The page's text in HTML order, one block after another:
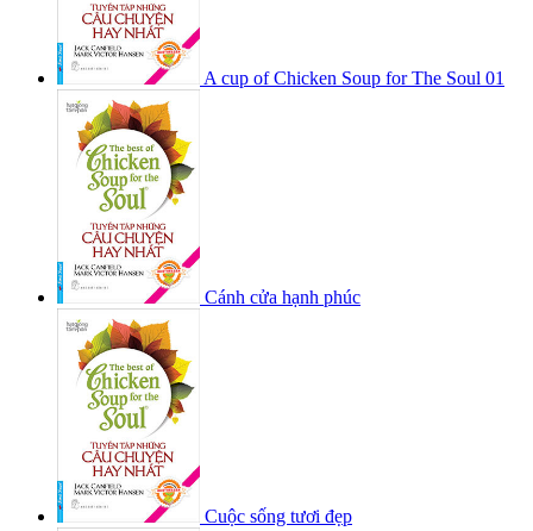
A cup of Chicken Soup for The Soul 01
Cánh cửa hạnh phúc
Cuộc sống tươi đẹp